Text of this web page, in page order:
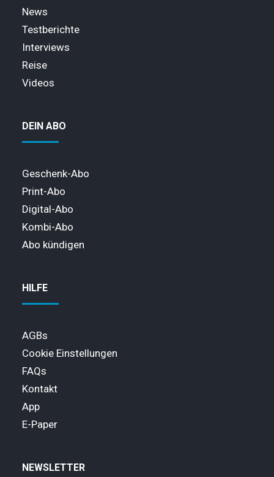
News
Testberichte
Interviews
Reise
Videos
DEIN ABO
Geschenk-Abo
Print-Abo
Digital-Abo
Kombi-Abo
Abo kündigen
HILFE
AGBs
Cookie Einstellungen
FAQs
Kontakt
App
E-Paper
NEWSLETTER